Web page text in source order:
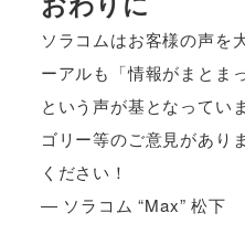
ソラコムはお客様の声を
ーアルも「情報がまとま
という声が基となってい
ゴリー等のご意見があり
ください！
― ソラコム “Max” 松下